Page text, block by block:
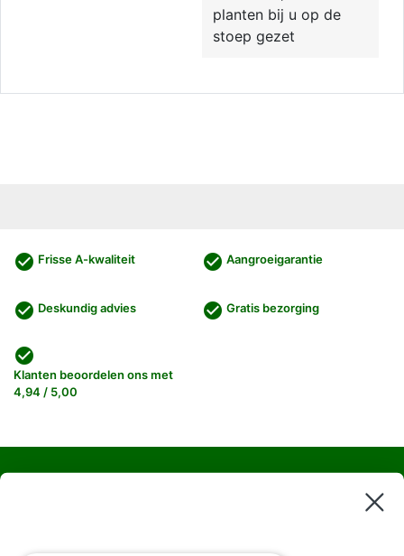
planten bij u op de
stoep gezet
check_circle Frisse A-kwaliteit check_circle Aangroeigarantie
check_circle Deskundig advies check_circle Gratis bezorging
check_circle
Klanten beoordelen ons met
4,94 / 5,00